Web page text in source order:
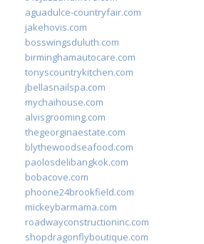
aguadulce-countryfair.com
jakehovis.com
bosswingsduluth.com
birminghamautocare.com
tonyscountrykitchen.com
jbellasnailspa.com
mychaihouse.com
alvisgrooming.com
thegeorginaestate.com
blythewoodseafood.com
paolosdelibangkok.com
bobacove.com
phoone24brookfield.com
mickeybarmama.com
roadwayconstructioninc.com
shopdragonflyboutique.com